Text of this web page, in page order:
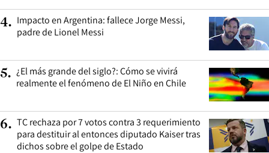
4. Impacto en Argentina: fallece Jorge Messi,
padre de Lionel Messi
5. ¿El más grande del siglo?: Cómo se vivirá
realmente el fenómeno de El Niño en Chile
6. TC rechaza por 7 votos contra 3 requerimiento
para destituir al entonces diputado Kaiser tras
dichos sobre el golpe de Estado